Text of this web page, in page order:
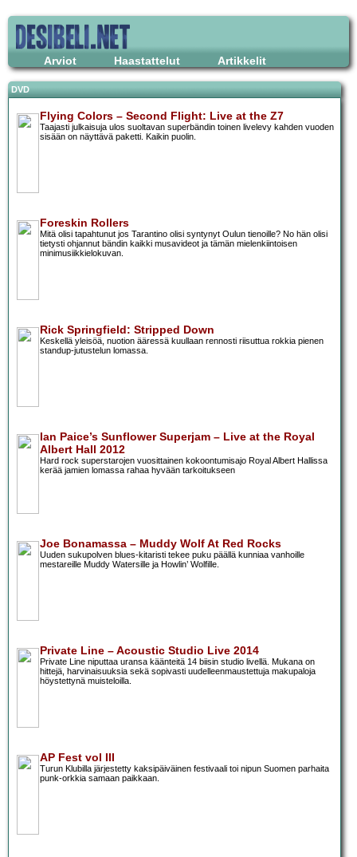
Arviot Haastattelut Artikkelit
DVD
Flying Colors – Second Flight: Live at the Z7
Taajasti julkaisuja ulos suoltavan superbändin toinen livelevy kahden vuoden
sisään on näyttävä paketti. Kaikin puolin.
Foreskin Rollers
Mitä olisi tapahtunut jos Tarantino olisi syntynyt Oulun tienoille? No hän olisi
tietysti ohjannut bändin kaikki musavideot ja tämän mielenkiintoisen
minimusiikkielokuvan.
Rick Springfield: Stripped Down
Keskellä yleisöä, nuotion ääressä kuullaan rennosti riisuttua rokkia pienen
standup-jutustelun lomassa.
Ian Paice’s Sunflower Superjam – Live at the Royal
Albert Hall 2012
Hard rock superstarojen vuosittainen kokoontumisajo Royal Albert Hallissa
kerää jamien lomassa rahaa hyvään tarkoitukseen
Joe Bonamassa – Muddy Wolf At Red Rocks
Uuden sukupolven blues-kitaristi tekee puku päällä kunniaa vanhoille
mestareille Muddy Watersille ja Howlin’ Wolfille.
Private Line – Acoustic Studio Live 2014
Private Line niputtaa uransa käänteitä 14 biisin studio livellä. Mukana on
hittejä, harvinaisuuksia sekä sopivasti uudelleenmaustettuja makupaloja
höystettynä muisteloilla.
AP Fest vol III
Turun Klubilla järjestetty kaksipäiväinen festivaali toi nipun Suomen parhaita
punk-orkkia samaan paikkaan.